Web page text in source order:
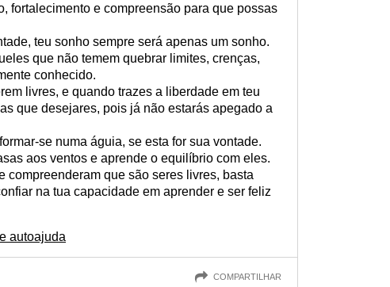
fortalecimento e compreensão para que possas
teu sonho sempre será apenas um sonho.
que não temem quebrar limites, crenças,
conhecido.
livres, e quando trazes a liberdade em teu
que desejares, pois já não estarás apegado a
se numa águia, se esta for sua vontade.
aos ventos e aprende o equilíbrio com eles.
compreenderam que são seres livres, basta
na tua capacidade em aprender e ser feliz
autoajuda
COMPARTILHAR